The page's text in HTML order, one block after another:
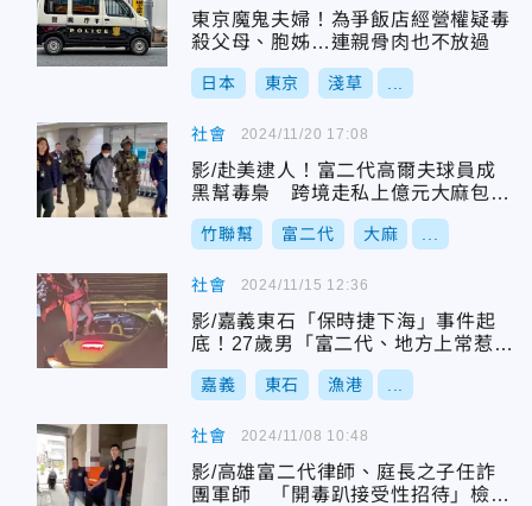
東京魔鬼夫婦！為爭飯店經營權疑毒
殺父母、胞姊…連親骨肉也不放過
日本 東京 淺草
社會
影/赴美逮人！富二代高爾夫球員成
黑幫毒梟 跨境走私上億元大麻包裹
入境
竹聯幫 富二代 大麻
2024/11/20 17:08
社會
影/嘉義東石「保時捷下海」事件起
底！27歲男「富二代、地方上常惹事
人物」
嘉義 東石 漁港
2024/11/15 12:36
社會
影/高雄富二代律師、庭長之子任詐
團軍師 「開毒趴接受性招待」檢起
2024/11/08 10:48